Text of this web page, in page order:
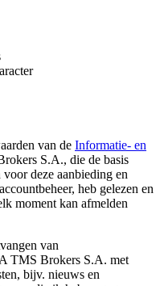
van de Informatie- en
S.A., die de basis
deze aanbieding en
heb gelezen en
moment kan afmelden
van
TMS Brokers S.A. met
bijv. nieuws en